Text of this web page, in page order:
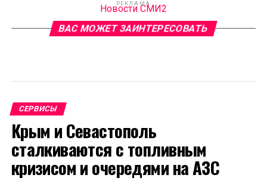
РЕКЛАМА
Новости СМИ2
ВАС МОЖЕТ ЗАИНТЕРЕСОВАТЬ
СЕРВИСЫ
Крым и Севастополь
сталкиваются с топливным
кризисом и очередями на АЗС